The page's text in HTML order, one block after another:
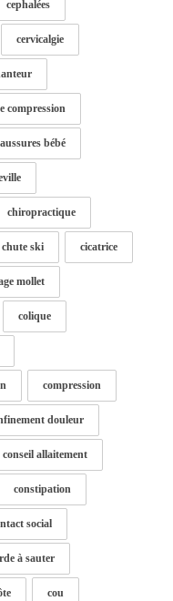
cephalées
cervicalgie
compression
bébé
chiropractique
chute ski cicatrice
mollet
colique
compression
douleur
conseil allaitement
constipation
social
à sauter
cou